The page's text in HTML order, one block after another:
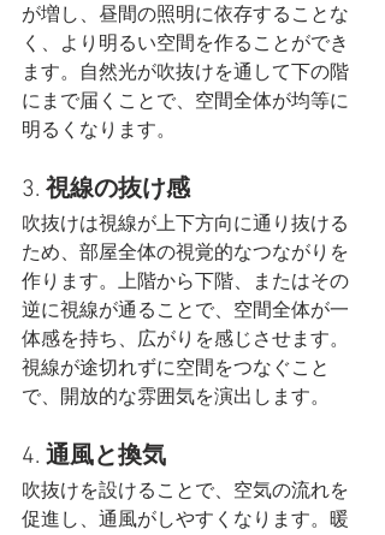
が増し、昼間の照明に依存することな
く、より明るい空間を作ることができ
ます。自然光が吹抜けを通して下の階
にまで届くことで、空間全体が均等に
明るくなります。
3. 視線の抜け感
吹抜けは視線が上下方向に通り抜ける
ため、部屋全体の視覚的なつながりを
作ります。上階から下階、またはその
逆に視線が通ることで、空間全体が一
体感を持ち、広がりを感じさせます。
視線が途切れずに空間をつなぐこと
で、開放的な雰囲気を演出します。
4. 通風と換気
吹抜けを設けることで、空気の流れを
促進し、通風がしやすくなります。暖